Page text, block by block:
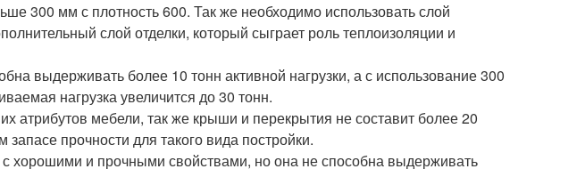
300 мм с плотность 600. Так же необходимо использовать слой
слой отделки, который сыграет роль теплоизоляции и
выдерживать более 10 тонн активной нагрузки, а с использование 300
нагрузка увеличится до 30 тонн.
атрибутов мебели, так же крыши и перекрытия не составит более 20
запасе прочности для такого вида постройки.
хорошими и прочными свойствами, но она не способна выдерживать